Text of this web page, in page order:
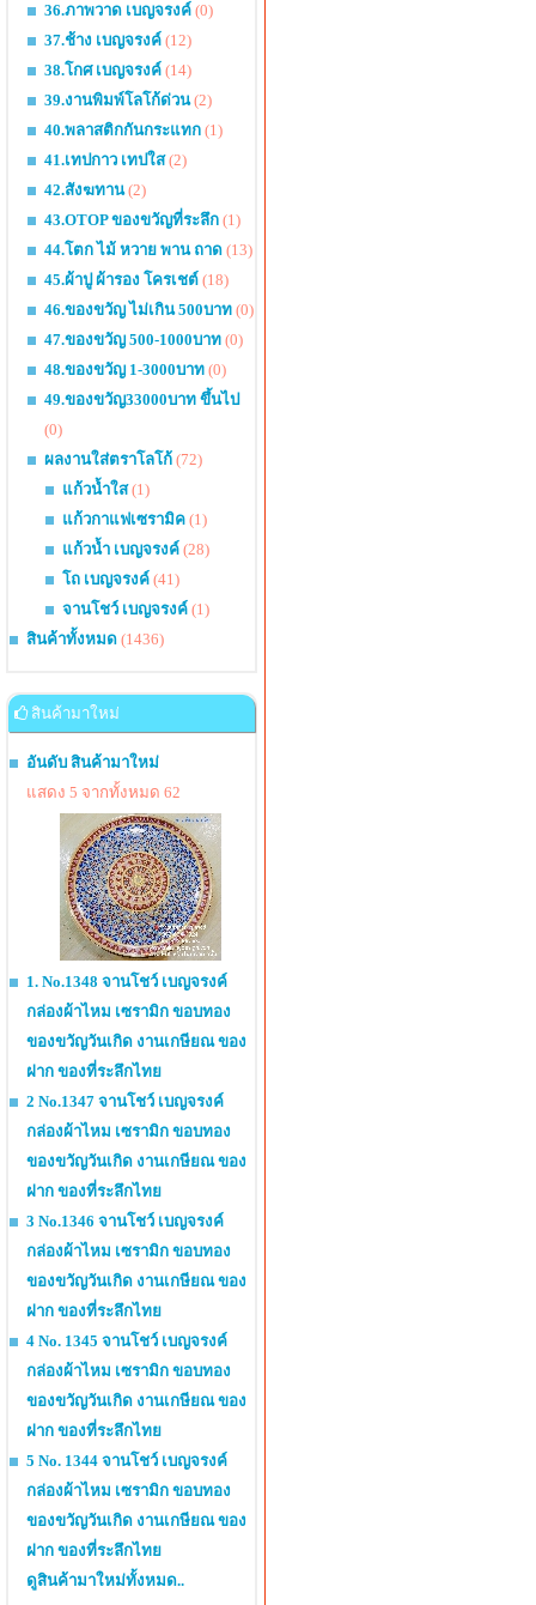
36.ภาพวาด เบญจรงค์ (0)
37.ช้าง เบญจรงค์ (12)
38.โกศ เบญจรงค์ (14)
39.งานพิมพ์โลโก้ด่วน(2)
40.พลาสติกกันกระแทก (1)
41.เทปกาว เทปใส(2)
42.สังฆทาน(2)
43.OTOP ของขวัญที่ระลึก (1)
44.โตก ไม้ หวาย พาน ถาด (13)
45.ผ้าปู ผ้ารอง โครเชต์ (18)
46.ของขวัญ ไม่เกิน 500บาท (0)
47.ของขวัญ 500-1000บาท (0)
48.ของขวัญ 1-3000บาท (0)
49.ของขวัญ33000บาท ขึ้นไป
(0)
ผลงานใส่ตราโลโก้ (72)
แก้วน้ำใส(1)
แก้วกาแฟเซรามิค (1)
แก้วน้ำ เบญจรงค์ (28)
โถ เบญจรงค์ (41)
จานโชว์ เบญจรงค์ (1)
สินค้าทั้งหมด (1436)
สินค้ามาใหม่
อันดับ สินค้ามาใหม่
แสดง 5 จากทั้งหมด 62
1. No.1348 จานโชว์ เบญจรงค์
กล่องผ้าไหม เซรามิก ขอบทอง
ของขวัญวันเกิด งานเกษียณ ของ
ฝาก ของที่ระลึกไทย
2 No.1347 จานโชว์ เบญจรงค์
กล่องผ้าไหม เซรามิก ขอบทอง
ของขวัญวันเกิด งานเกษียณ ของ
ฝาก ของที่ระลึกไทย
3 No.1346 จานโชว์ เบญจรงค์
กล่องผ้าไหม เซรามิก ขอบทอง
ของขวัญวันเกิด งานเกษียณ ของ
ฝาก ของที่ระลึกไทย
4 No. 1345 จานโชว์ เบญจรงค์
กล่องผ้าไหม เซรามิก ขอบทอง
ของขวัญวันเกิด งานเกษียณ ของ
ฝาก ของที่ระลึกไทย
5 No. 1344 จานโชว์ เบญจรงค์
กล่องผ้าไหม เซรามิก ขอบทอง
ของขวัญวันเกิด งานเกษียณ ของ
ฝาก ของที่ระลึกไทย
ดูสินค้ามาใหม่ทั้งหมด..